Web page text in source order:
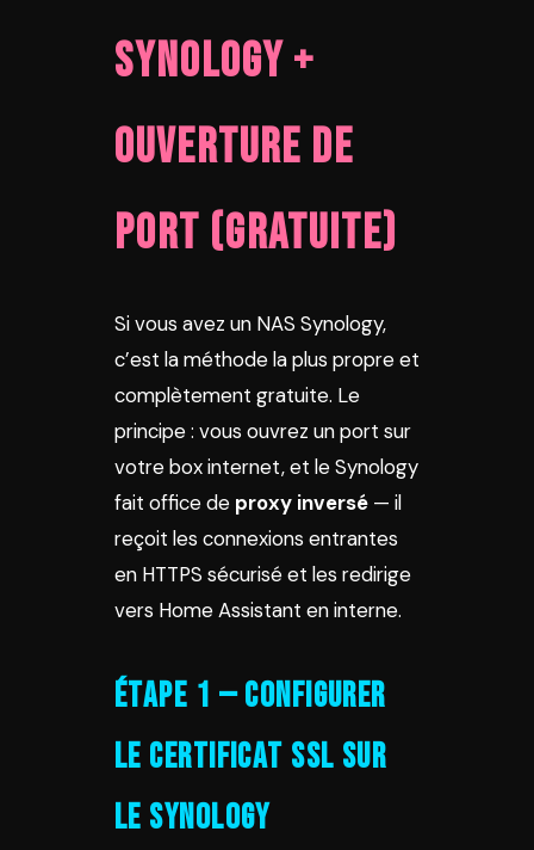
Synology +
ouverture de
port (gratuite)
Si vous avez un NAS Synology,
c’est la méthode la plus propre et
complètement gratuite. Le
principe : vous ouvrez un port sur
votre box internet, et le Synology
fait office de proxy inversé — il
reçoit les connexions entrantes
en HTTPS sécurisé et les redirige
vers Home Assistant en interne.
Étape 1 — Configurer
le certificat SSL sur
le Synology